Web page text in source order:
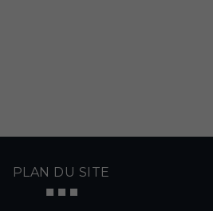
PLAN DU SITE